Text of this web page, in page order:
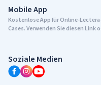
Mobile App
Kostenlose App für Online-
Cases. Verwenden Sie diesen Link
Soziale Medien